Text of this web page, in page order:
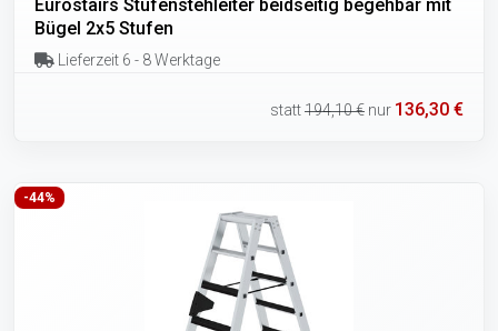
Eurostairs Stufenstehleiter beidseitig begehbar mit
Bügel 2x5 Stufen
Lieferzeit 6 - 8 Werktage
statt194,10 € nur 136,30 €
-44%